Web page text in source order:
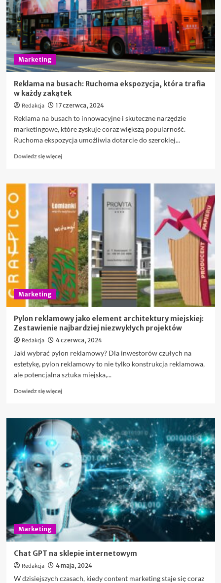
roku
–
to
się
opłaca!
Marketing
Reklama na busach: Ruchoma ekspozycja, która trafia
w każdy zakątek
Redakcja 17 czerwca, 2024
Reklama na busach to innowacyjne i skuteczne narzędzie
marketingowe, które zyskuje coraz większą popularność.
Ruchoma ekspozycja umożliwia dotarcie do szerokiej...
Dowiedz się więcejDowiedz
o
Reklama
na
busach:
Ruchoma
ekspozycja,
trafia
w
każdy
zakątek
Marketing
Pylon reklamowy jako element architektury miejskiej:
Zestawienie najbardziej niezwykłych projektów
Redakcja 4 czerwca, 2024
Jaki wybrać pylon reklamowy? Dla inwestorów czułych na
estetykę, pylon reklamowy to nie tylko konstrukcja reklamowa,
ale potencjalna sztuka miejska,...
Dowiedz się więcejDowiedz
o
Pylon
reklamowy
element
architektury
miejskiej:
Zestawienie
najbardziej
niezwykłych
projektów
Marketing
Chat GPT na sklepie internetowym
Redakcja 4 maja, 2024
W dzisiejszych czasach, kiedy content marketing staje się coraz